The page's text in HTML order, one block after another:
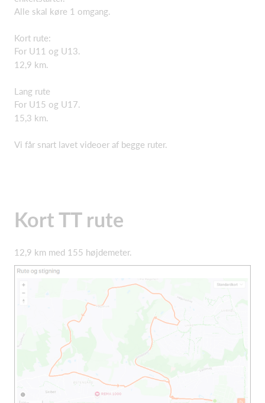
Alle skal køre 1 omgang.
Kort rute:
For U11 og U13.
12,9 km.
Lang rute
For U15 og U17.
15,3 km.
Vi får snart lavet videoer af begge ruter.
Kort TT rute
12,9 km med 155 højdemeter.